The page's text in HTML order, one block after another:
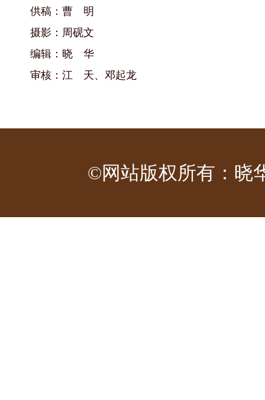
供稿：曹 明
摄影：周砚文
编辑：晓 华
审核：江 天、邓起龙
©网站版权所有：晓